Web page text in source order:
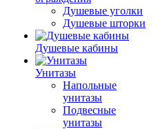
Душевые уголки
Душевые шторки
Душевые кабины
Унитазы
Напольные
унитазы
Подвесные
унитазы